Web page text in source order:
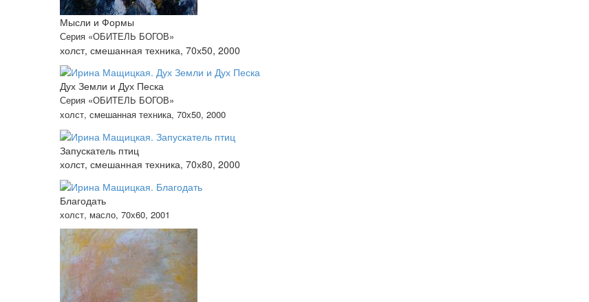
Мысли и Формы
Серия «ОБИТЕЛЬ БОГОВ»
холст, смешанная техника, 70х50, 2000
Дух Земли и Дух Песка
Серия «ОБИТЕЛЬ БОГОВ»
холст, смешанная техника, 70х50, 2000
Запускатель птиц
холст, смешанная техника, 70х80, 2000
Благодать
холст, масло, 70х60, 2001